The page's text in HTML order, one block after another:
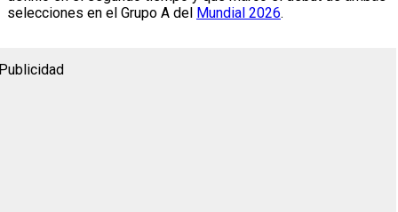
selecciones en el Grupo A del Mundial 2026.